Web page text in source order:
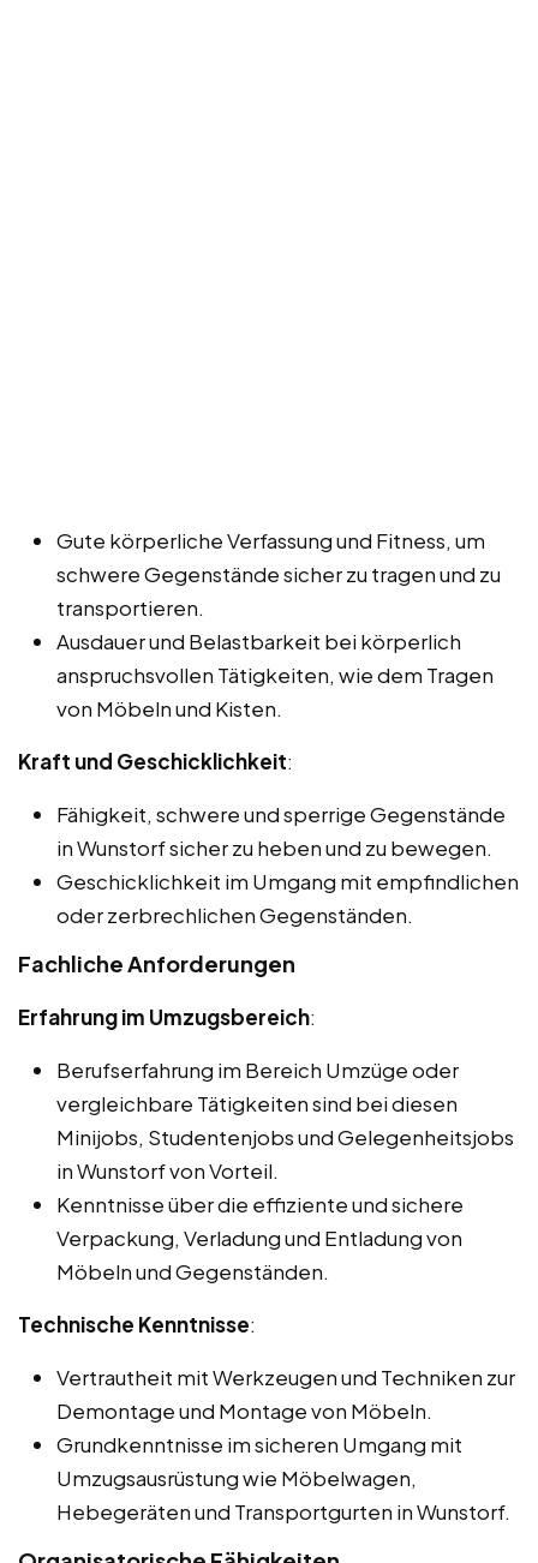
Gute körperliche Verfassung und Fitness, um
schwere Gegenstände sicher zu tragen und zu
transportieren.
Ausdauer und Belastbarkeit bei körperlich
anspruchsvollen Tätigkeiten, wie dem Tragen
von Möbeln und Kisten.
Kraft und Geschicklichkeit:
Fähigkeit, schwere und sperrige Gegenstände
in Wunstorf sicher zu heben und zu bewegen.
Geschicklichkeit im Umgang mit empfindlichen
oder zerbrechlichen Gegenständen.
Fachliche Anforderungen
Erfahrung im Umzugsbereich:
Berufserfahrung im Bereich Umzüge oder
vergleichbare Tätigkeiten sind bei diesen
Minijobs, Studentenjobs und Gelegenheitsjobs
in Wunstorf von Vorteil.
Kenntnisse über die effiziente und sichere
Verpackung, Verladung und Entladung von
Möbeln und Gegenständen.
Technische Kenntnisse:
Vertrautheit mit Werkzeugen und Techniken zur
Demontage und Montage von Möbeln.
Grundkenntnisse im sicheren Umgang mit
Umzugsausrüstung wie Möbelwagen,
Hebegeräten und Transportgurten in Wunstorf.